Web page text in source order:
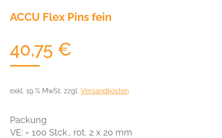
ACCU Flex Pins fein
40,75 €
exkl. 19 % MwSt. zzgl. Versandkosten
Packung
VE: = 100 Stck., rot, 2 x 20 mm